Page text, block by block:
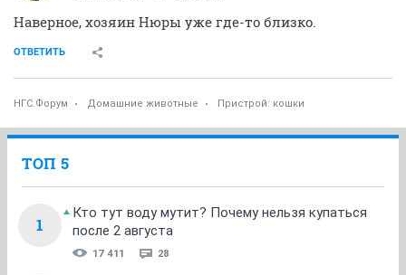
Наверное, хозяин Нюры уже где-то близко.
ОТВЕТИТЬ
НГС.Форум Домашние животные Пристрой: кошки
ТОП 5
1
Кто тут воду мутит? Почему нельзя купаться
после 2 августа
17 411 28